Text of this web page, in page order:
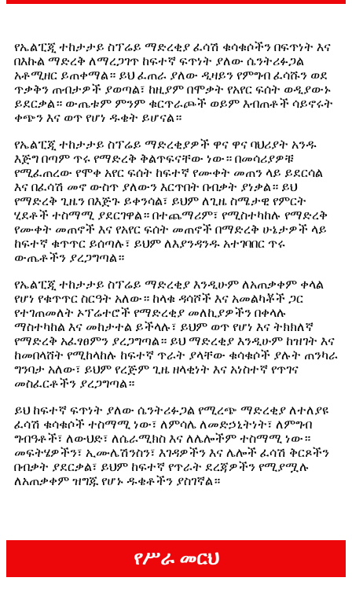
የኤልፒጂ ተከታታይ ስፕሬይ ማድረቂያ ፈሳሽ ቁሳቁሶችን በፍጥነት እና
በእኩል ማድረቅ ለማረጋገጥ ከፍተኛ ፍጥነት ያለው ሴንትሪፉጋል
አቶሚዘር ይጠቀማል። ይህ ፈጠራ ያለው ዲዛይን የምግብ ፈሳሹን ወደ
ጥቃቅን ጠብታዎች ያወጣል፣ ከዚያም በሞቃት የአየር ፍሰት ወዲያውኑ
ይደርቃል። ውጤቱም ምንም ቁርጥራጮች ወይም እብጠቶች ሳይኖሩት
ቀጭን እና ወጥ የሆነ ዱቄት ይሆናል።
የኤልፒጂ ተከታታይ ስፕሬይ ማድረቂያዎች ዋና ዋና ባህሪያት አንዱ
እጅግ በጣም ጥሩ የማድረቅ ቅልጥፍናቸው ነው። በመሳሪያዎቹ
የሚፈጠረው የሞቀ አየር ፍሰት ከፍተኛ የሙቀት መጠን ላይ ይደርሳል
እና በፈሳሽ መኖ ውስጥ ያለውን እርጥበት በብቃት ያነቃል። ይህ
የማድረቅ ጊዜን በእጅጉ ይቀንሳል፣ ይህም ለጊዜ ስሜታዊ የምርት
ሂደቶች ተስማሚ ያደርገዋል። በተጨማሪም፣ የሚስተካከሉ የማድረቅ
የሙቀት መጠኖች እና የአየር ፍሰት መጠኖች በማድረቅ ሁኔታዎች ላይ
ከፍተኛ ቁጥጥር ይሰጣሉ፣ ይህም ለእያንዳንዱ አተገባበር ጥሩ
ውጤቶችን ያረጋግጣል።
የኤልፒጂ ተከታታይ ስፕሬይ ማድረቂያ እንዲሁም ለአጠቃቀም ቀላል
የሆነ የቁጥጥር ስርዓት አለው። ከላቁ ዳሳሾች እና አመልካቾች ጋር
የተገጠመለት ኦፕሬተሮች የማድረቂያ መለኪያዎችን በቀላሉ
ማስተካከል እና መከታተል ይችላሉ፣ ይህም ወጥ የሆነ እና ትክክለኛ
የማድረቅ አፈፃፀምን ያረጋግጣል። ይህ ማድረቂያ እንዲሁም ከዝገት እና
ከመበላሸት የሚከላከሉ ከፍተኛ ጥራት ያላቸው ቁሳቁሶች ያሉት ጠንካራ
ግንባታ አለው፣ ይህም የረጅም ጊዜ ዘላቂነት እና አነስተኛ የጥገና
መስፈርቶችን ያረጋግጣል።
ይህ ከፍተኛ ፍጥነት ያለው ሴንትሪፉጋል የሚረጭ ማድረቂያ ለተለያዩ
ፈሳሽ ቁሳቁሶች ተስማሚ ነው፣ ለምሳሌ ለመድኃኒትነት፣ ለምግብ
ግብዓቶች፣ ለውህድ፣ ለሴራሚክስ እና ለሌሎችም ተስማሚ ነው።
መፍትሄዎችን፣ ኢሙሌሽንስን፣ እገዳዎችን እና ሌሎች ፈሳሽ ቅርጾችን
በብቃት ያደርቃል፣ ይህም ከፍተኛ የጥራት ደረጃዎችን የሚያሟሉ
ለአጠቃቀም ዝግጁ የሆኑ ዱቄቶችን ያስገኛል።
የሥራ መርህ